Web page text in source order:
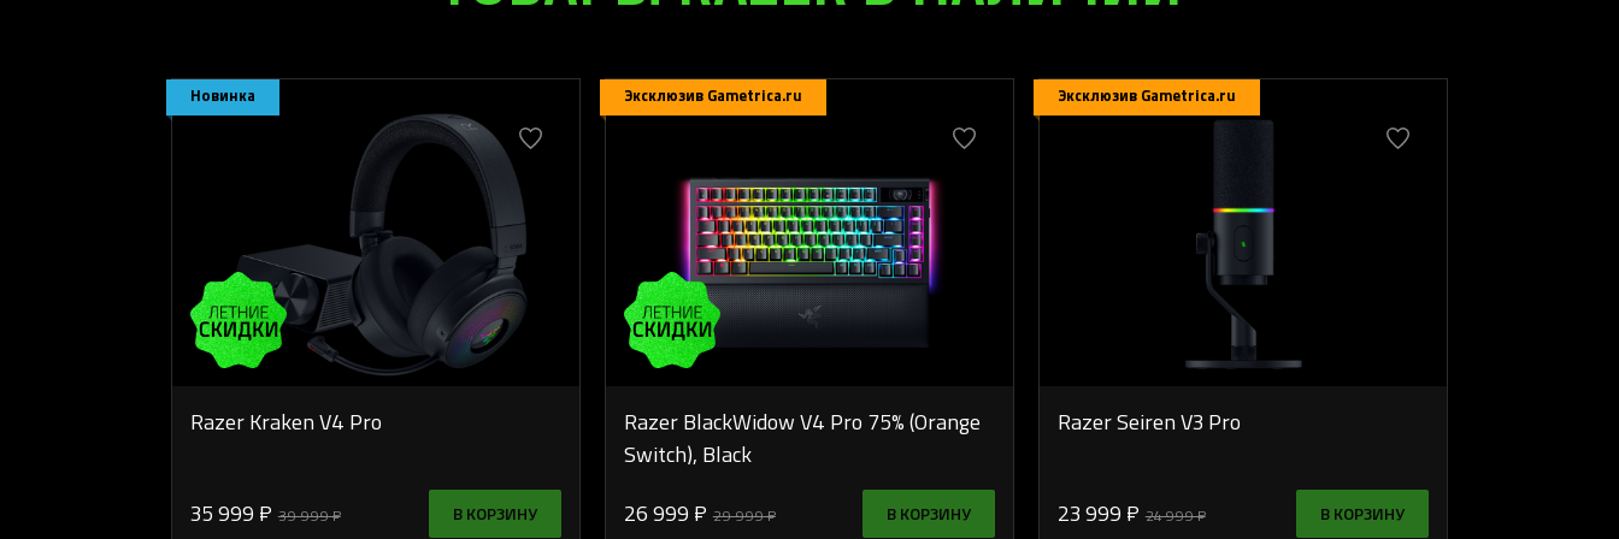
Новинка
Razer Kraken V4 Pro
35 999 ₽ 39 999 ₽ В КОРЗИНУ
Эксклюзив Gametrica.ru
Razer BlackWidow V4 Pro 75% (Orange
Switch), Black
26 999 ₽ 29 999 ₽ В КОРЗИНУ
Эксклюзив Gametrica.ru
Razer Seiren V3 Pro
23 999 ₽ 24 999 ₽ В КОРЗИНУ